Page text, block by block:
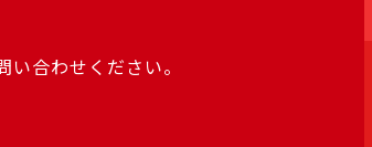
合わせください。